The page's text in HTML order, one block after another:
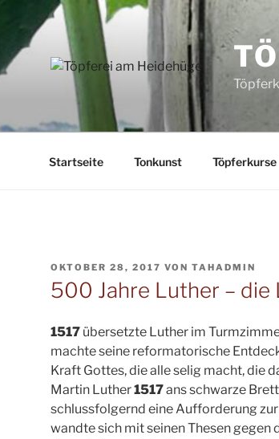
Startseite Tonkunst Töpferkurse
VERÖFFENTLICHT
AM
OKTOBER 28, 2017 VON TAHADMIN
500 Jahre Luther – die
1517 übersetzte Luther im
machte seine reformatorische
Kraft Gottes, die alle selig macht, die
Martin Luther1517ans schwarze
schlussfolgernd eine Aufforderung
wandte sich mit seinen Thesen gegen